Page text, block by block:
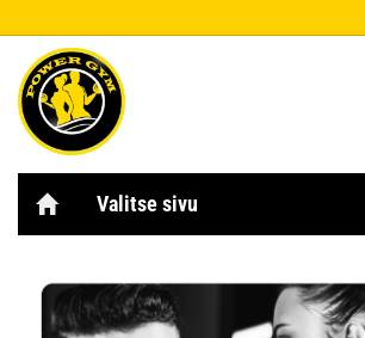
Valitse sivu